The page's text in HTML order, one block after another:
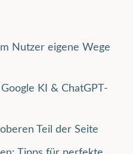
Nutzer eigene Wege
KI & ChatGPT-
Teil der Seite